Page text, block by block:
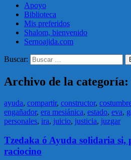
Apoyo
Biblioteca
Mis preferidos
Shalom, bienvenido
Sernoajida.com
Buscar:
Archivo de la categoría:
ayuda, compartir, constructor,
engañador, era mesiánica, estado, eva,
personales, ira, juicio, justicia, juzgar
Tzedaka ó Ayuda solidaria si,
raciocino